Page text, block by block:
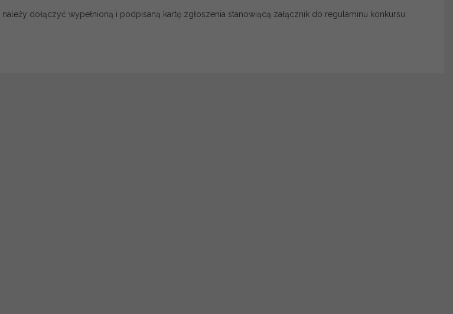
dołączyć wypełnioną i podpisaną kartę zgłoszenia stanowiącą załącznik do regulaminu konkursu: